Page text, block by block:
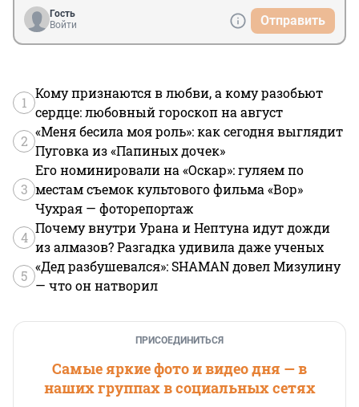
Гость
Войти
Отправить
1
Кому признаются в любви, а кому разобьют
сердце: любовный гороскоп на август
2
«Меня бесила моя роль»: как сегодня выглядит
Пуговка из «Папиных дочек»
3
Его номинировали на «Оскар»: гуляем по
местам съемок культового фильма «Вор»
Чухрая — фоторепортаж
4
Почему внутри Урана и Нептуна идут дожди
из алмазов? Разгадка удивила даже ученых
5
«Дед разбушевался»: SHAMAN довел Мизулину
— что он натворил
ПРИСОЕДИНИТЬСЯ
Самые яркие фото и видео дня — в
наших группах в социальных сетях